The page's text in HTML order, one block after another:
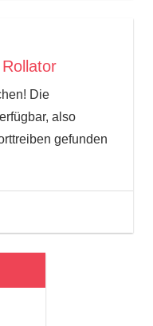
Die
also
gefunden